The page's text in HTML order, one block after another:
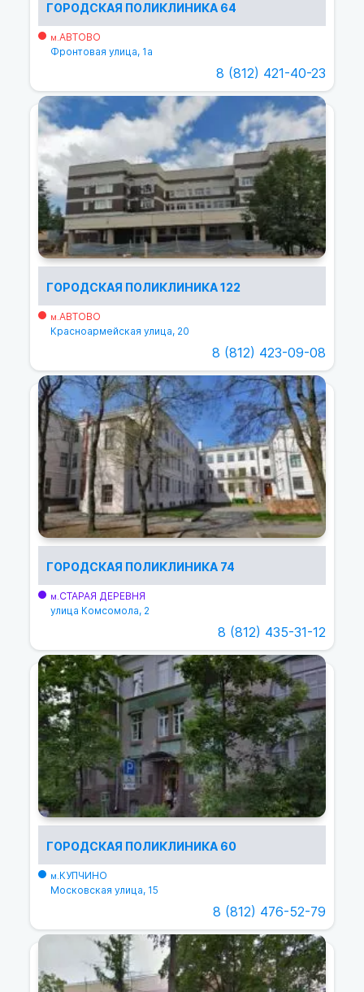
ГОРОДСКАЯ ПОЛИКЛИНИКА 64
м.АВТОВО
Фронтовая улица, 1а
8 (812) 421-40-23
ГОРОДСКАЯ ПОЛИКЛИНИКА 122
м.АВТОВО
Красноармейская улица, 20
8 (812) 423-09-08
ГОРОДСКАЯ ПОЛИКЛИНИКА 74
м.СТАРАЯ ДЕРЕВНЯ
улица Комсомола, 2
8 (812) 435-31-12
ГОРОДСКАЯ ПОЛИКЛИНИКА 60
м.КУПЧИНО
Московская улица, 15
8 (812) 476-52-79